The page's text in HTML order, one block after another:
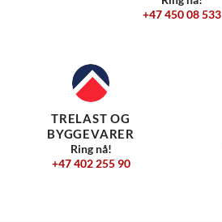
+47 450 08 533
TRELAST OG
BYGGEVARER
Ring nå!
+47 402 255 90